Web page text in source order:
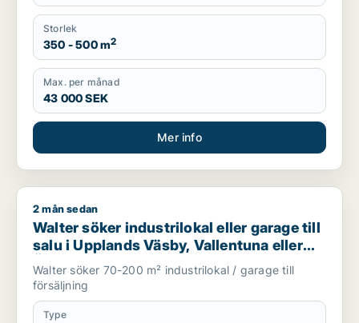
Storlek
350 - 500 m2
Max. per månad
43 000 SEK
Mer info
Walter söker industrilokal eller garage till salu i Upplands
2 mån sedan
Walter söker industrilokal eller garage till
salu i Upplands Väsby, Vallentuna eller
Österåker m.fl.
Walter söker 70-200 m² industrilokal / garage till
försäljning
Type